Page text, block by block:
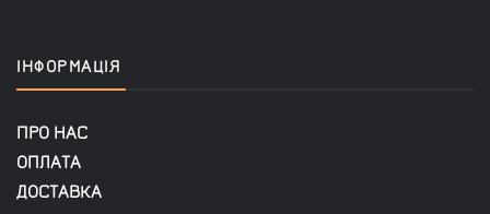
ІНФОРМАЦІЯ
ПРО НАС
ОПЛАТА
ДОСТАВКА